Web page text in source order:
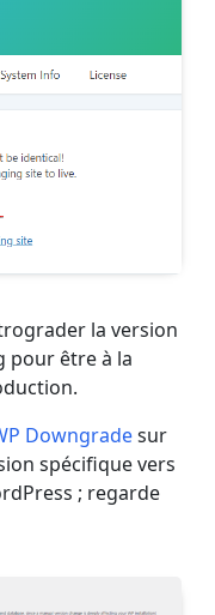
la version
pour être à la
Downgradesur
spécifique vers
; regarde